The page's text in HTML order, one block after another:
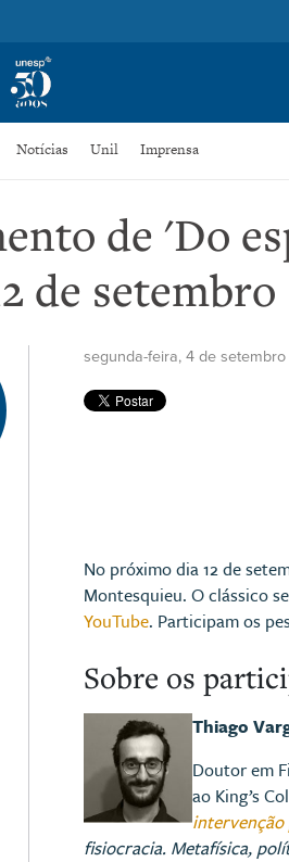
Notícias Unil Imprensa
de 'Do
de setembro
segunda-feira, 4 de
No próximo dia 12 de
Montesquieu. O clássico
YouTube. Participam os
Sobre os
Thiago
Doutor em
ao King’s
fisiocracia. Metafísica,